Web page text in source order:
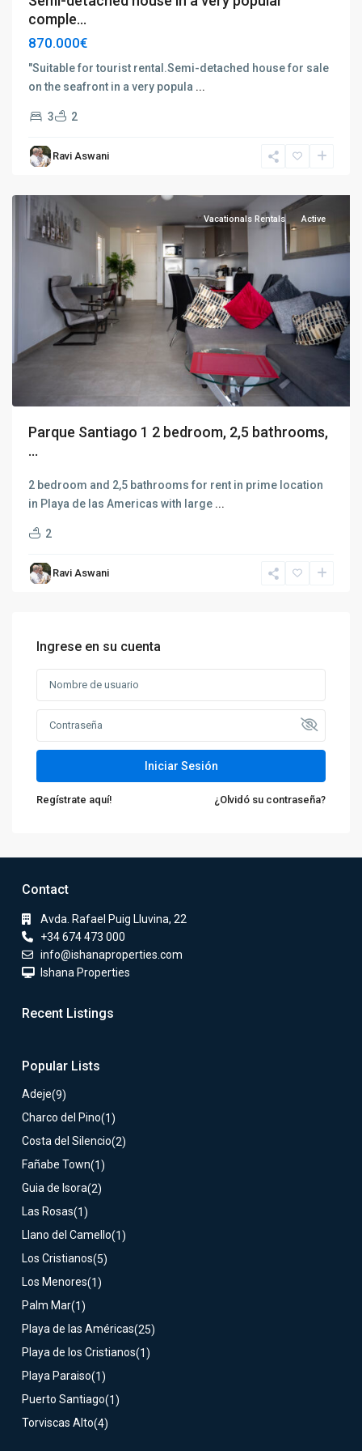
comple...
870.000€
"Suitable for tourist rental.Semi-detached house for sale
on the seafront in a very popula ...
3 2
Ravi Aswani
de
Américas,
Vacationals Rentals Active
Parque Santiago 1 2 bedroom, 2,5 bathrooms,
...
2 bedroom and 2,5 bathrooms for rent in prime location
in Playa de las Americas with large ...
2
Ravi Aswani
Ingrese en su cuenta
Iniciar Sesión
Regístrate aquí! ¿Olvidó su contraseña?
Contact
Avda. Rafael Puig Lluvina, 22
+34 674 473 000
info@ishanaproperties.com
Ishana Properties
Recent Listings
Popular Lists
Adeje(9)
Charco del Pino(1)
Costa del Silencio(2)
Fañabe Town(1)
Guia de Isora(2)
Las Rosas(1)
Llano del Camello(1)
Los Cristianos(5)
Los Menores(1)
Palm Mar(1)
Playa de las Américas(25)
Playa de los Cristianos(1)
Playa Paraiso(1)
Puerto Santiago(1)
Torviscas Alto(4)